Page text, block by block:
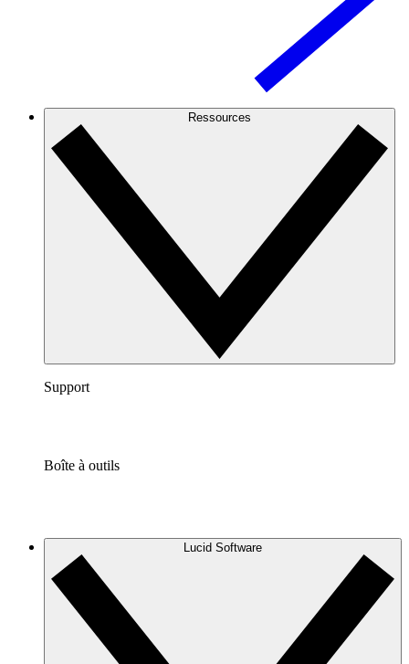
Ressources
Support
Boîte à outils
Lucid Software